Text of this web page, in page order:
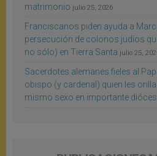
matrimonio julio 25, 2026
Franciscanos piden ayuda a
persecución de colonos judíos
no sólo) en Tierra Santa julio 25,
Sacerdotes alemanes fieles al
obispo (y cardenal) quien les
mismo sexo en importante